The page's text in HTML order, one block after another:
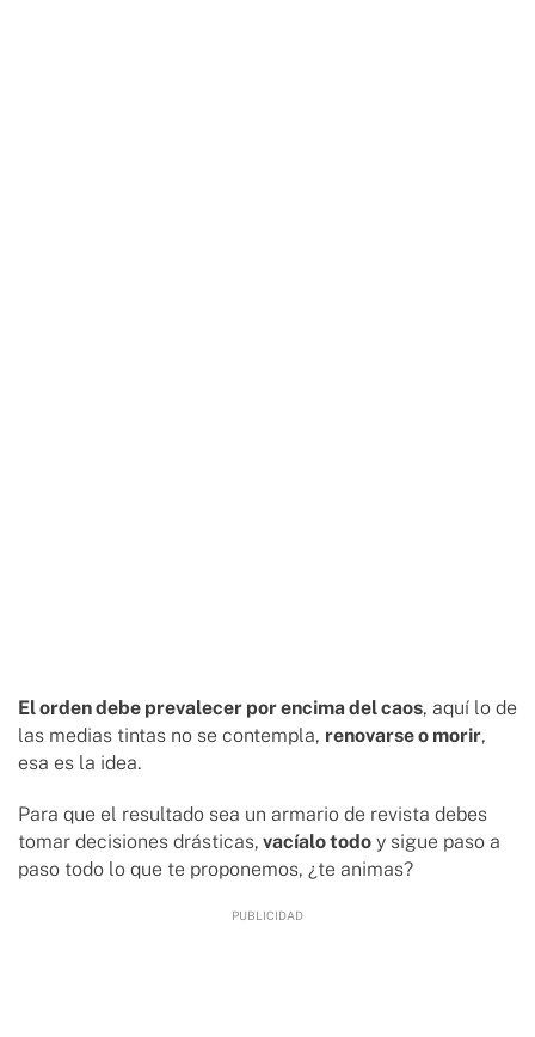
El orden debe prevalecer por encima del caos, aquí lo de
las medias tintas no se contempla, renovarse o morir,
esa es la idea.
Para que el resultado sea un armario de revista debes
tomar decisiones drásticas, vacíalo todo y sigue paso a
paso todo lo que te proponemos, ¿te animas?